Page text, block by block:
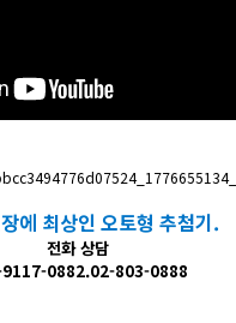
에 최상인 오토형 추첨기.
전화 상담
0882.02-803-0888